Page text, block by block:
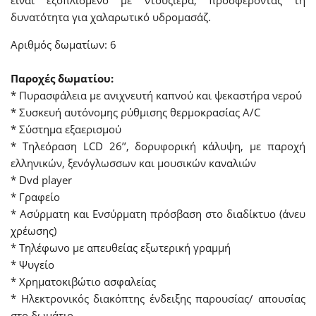
δυνατότητα για χαλαρωτικό υδρομασάζ.
Αριθμός δωματίων: 6
Παροχές δωματίου:
* Πυρασφάλεια με ανιχνευτή καπνού και ψεκαστήρα νερού
* Συσκευή αυτόνομης ρύθμισης θερμοκρασίας A/C
* Σύστημα εξαερισμού
* Τηλεόραση LCD 26’’, δορυφορική κάλυψη, με παροχή
ελληνικών, ξενόγλωσσων και μουσικών καναλιών
* Dvd player
* Γραφείο
* Ασύρματη και Ενσύρματη πρόσβαση στο διαδίκτυο (άνευ
χρέωσης)
* Τηλέφωνο με απευθείας εξωτερική γραμμή
* Ψυγείο
* Χρηματοκιβώτιο ασφαλείας
* Ηλεκτρονικός διακόπτης ένδειξης παρουσίας/ απουσίας